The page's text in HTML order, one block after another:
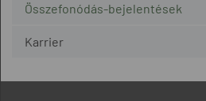
Összefonódás-bejelentések
Karrier